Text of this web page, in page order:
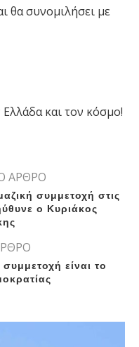
θα συνομιλήσει με
και τον κόσμο!
ΑΡΘΡΟ
συμμετοχή στις
ο Κυριάκος
είναι το